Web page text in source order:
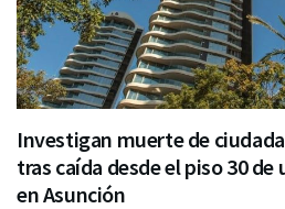
Investigan muerte de
tras caída desde el piso 30
en Asunción